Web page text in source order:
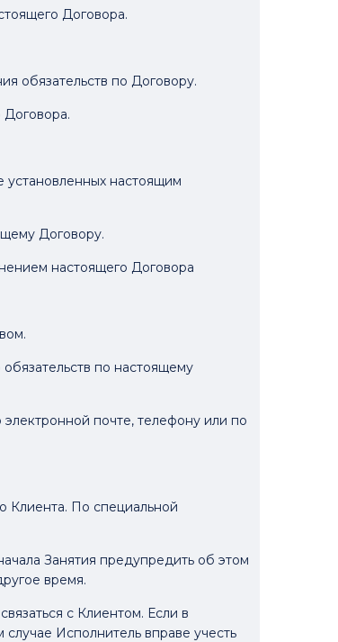
Договора.
обязательств по Договору.
Договора.
установленных настоящим
Договору.
настоящего Договора
по настоящему
почте, телефону или по
Клиента. По специальной
Занятия предупредить об этом
время.
с Клиентом. Если в
Исполнитель вправе учесть